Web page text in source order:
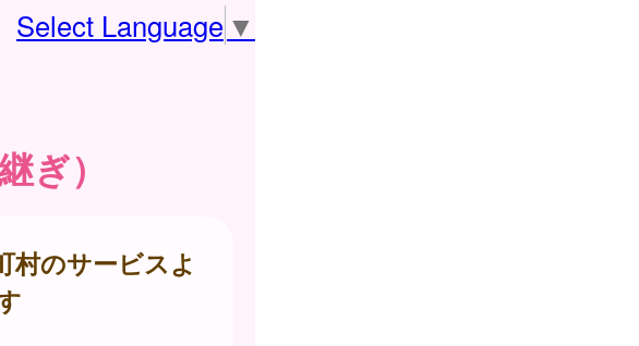
Select Language ▼
ぎ）
村のサービスよ